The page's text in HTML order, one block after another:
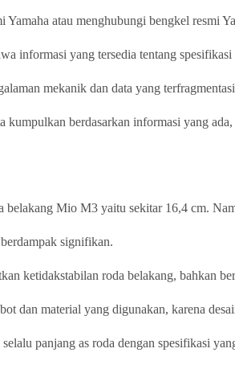
atau menghubungi bengkel resmi
informasi yang tersedia tentang
mekanik dan data yang
berdasarkan informasi yang
belakang Mio M3 yaitu sekitar 16,4 cm.
signifikan.
ketidakstabilan roda belakang, bahkan
dan material yang digunakan, karena
panjang as roda dengan spesifikasi